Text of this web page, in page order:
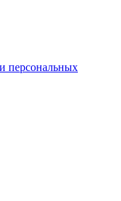
персональных